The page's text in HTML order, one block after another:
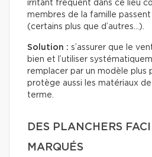
irritant fréquent dans ce lieu
membres de la famille
(certains plus que d’autres…).
Solution : s’assurer que le
bien et l’utiliser
remplacer par un modèle plus
protège aussi les matériaux de
terme.
DES PLANCHERS
MARQUÉS